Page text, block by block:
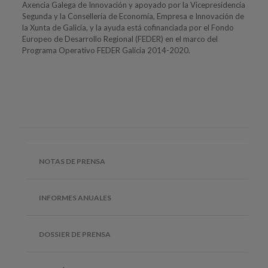
Axencia Galega de Innovación y apoyado por la Vicepresidencia
Segunda y la Consellería de Economía, Empresa e Innovación de
la Xunta de Galicia, y la ayuda está cofinanciada por el Fondo
Europeo de Desarrollo Regional (FEDER) en el marco del
Programa Operativo FEDER Galicia 2014-2020.
NOTAS DE PRENSA
INFORMES ANUALES
DOSSIER DE PRENSA